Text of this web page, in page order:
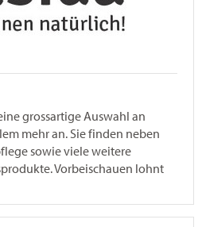
grossartige Auswahl an
mehr an. Sie finden neben
sowie viele weitere
Vorbeischauen lohnt